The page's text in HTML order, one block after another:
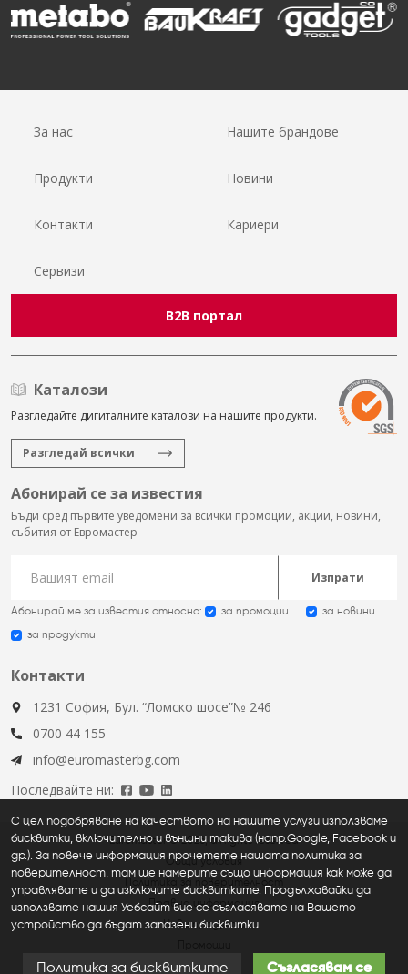
За нас Нашите брандове
Продукти Новини
Контакти Кариери
Сервизи
B2B портал
Каталози
Разгледайте дигиталните каталози на нашите продукти.
Разгледай всички
Абонирай се за известия
Бъди сред първите уведомени за всички промоции, акции, новини,
събития от Евромастер
Изпрати
Абонирай ме за известия относно: за промоции за новини
за продукти
Контакти
1231 София, Бул. “Ломско шосе”№ 246
0700 44 155
info@euromasterbg.com
Последвайте ни:
Euromaster © 2026, all rights reserved
Общи условия
Правна информация
Нови продукти
С цел подобряване на качеството на нашите услуги използваме
бисквитки, включително и външни такива (напр.Google, Facebook и
др.). За повече информация прочетете нашата политика за
поверителност, там ще намерите също информация как може да
управлявате и да изключите бисквитките. Продължавайки да
използвате нашия Уебсайт вие се съгласявате на Вашето
устройство да бъдат запазени бисквитки.
Политика за бисквитките Съгласявам се